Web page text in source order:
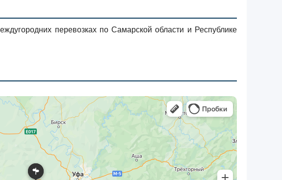
перевозках по Самарской области и Республике